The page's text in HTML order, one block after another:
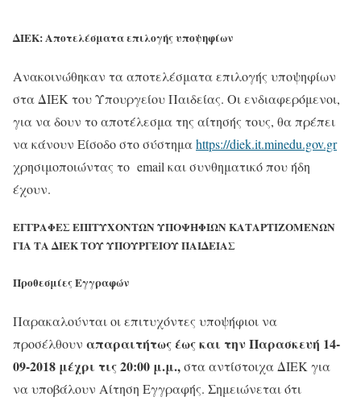
ΔΙΕΚ: Αποτελέσματα επιλογής υποψηφίων
Ανακοινώθηκαν τα αποτελέσματα επιλογής υποψηφίων
στα ΔΙΕΚ του Υπουργείου Παιδείας. Οι ενδιαφερόμενοι,
για να δουν το αποτέλεσμα της αίτησής τους, θα πρέπει
να κάνουν Είσοδο στο σύστημαhttps://diek.it.minedu.gov.gr
χρησιμοποιώντας το email και συνθηματικό που ήδη
έχουν.
ΕΓΓΡΑΦΕΣ ΕΠΙΤΥΧΟΝΤΩΝ ΥΠΟΨΗΦΙΩΝ ΚΑΤΑΡΤΙΖΟΜΕΝΩΝ
ΓΙΑ ΤΑ ΔΙΕΚ ΤΟΥ ΥΠΟΥΡΓΕΙΟΥ ΠΑΙΔΕΙΑΣ
Προθεσμίες Εγγραφών
Παρακαλούνται οι επιτυχόντες υποψήφιοι να
προσέλθουν απαραιτήτως έως και την Παρασκευή 14-
09-2018 μέχρι τις 20:00 μ.μ.,στα αντίστοιχα ΔΙΕΚ για
να υποβάλουν Αίτηση Εγγραφής. Σημειώνεται ότι